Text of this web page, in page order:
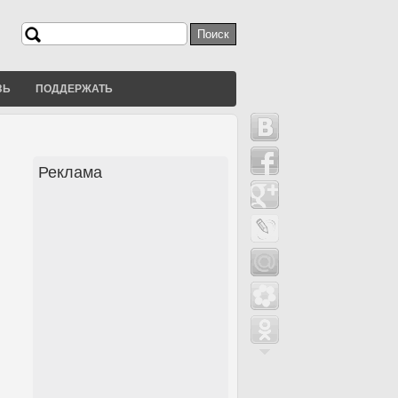
Форма поиска
Поиск
ПОДДЕРЖАТЬ
Реклама